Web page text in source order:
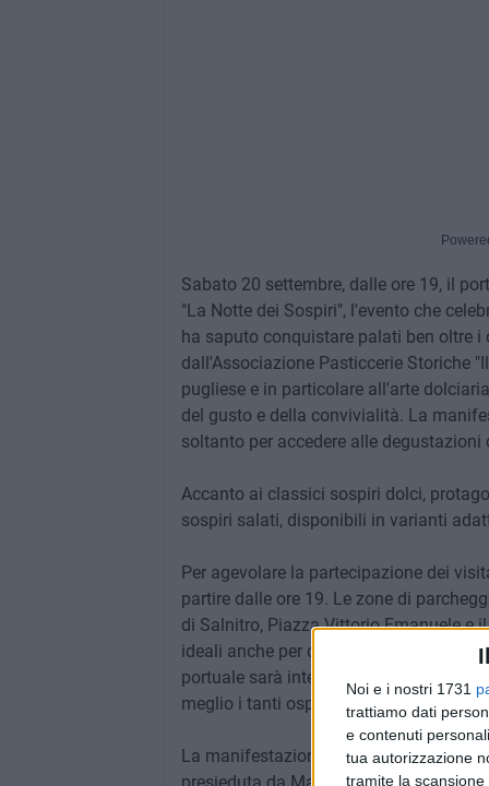
Noi e i nostri 1731
trattiamo dati
e contenuti
tua autorizzazione
tramite la
Sabato 20 settembre, dalle ore 19, il
"La Notte dei Sospiri", l'evento che
ha saputo conquistare palati ben oltre
dall'Associazione Pasticcerie Storiche
pugliese e in particolare all'arte
del gusto e della convivialità. La
soltanto per accedere alle degustazioni
Accanto ai classici sospiri dolci,
sospiri salati, disponibili in varianti
Per agevolare la partecipazione dei
partire dalle ore 19. Le zone di
di Salnitro, Piazza Vittorio Emanuele e
ideali anche per chi desidera
portuale sarà interdetta al traffico, con
meglio i tanti ospiti attesi da fuori città.
La manifestazione porta la firma